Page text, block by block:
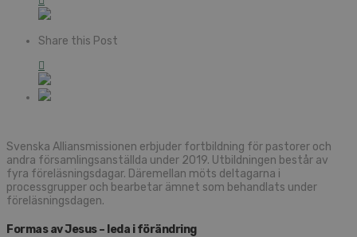
Share this Post
Svenska Alliansmissionen erbjuder fortbildning för pastorer och
andra församlingsanställda under 2019. Utbildningen består av
fyra föreläsningsdagar. Däremellan möts deltagarna i
processgrupper och bearbetar ämnet som behandlats under
föreläsningsdagen.
Formas av Jesus – leda i förändring